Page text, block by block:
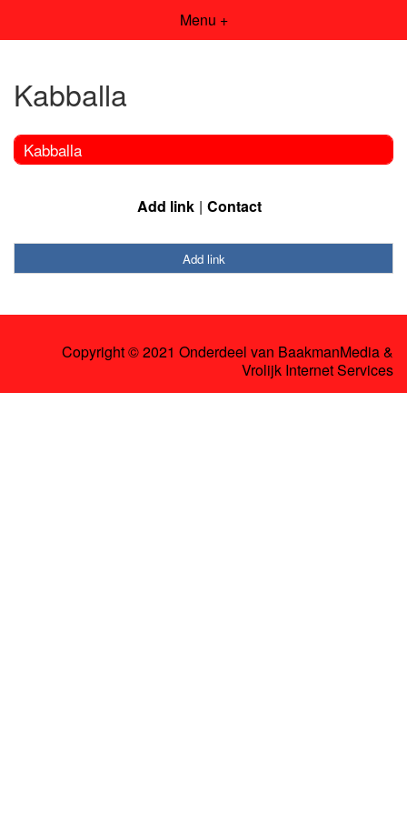
Menu +
Kabballa
Kabballa
Add link Contact
Add link
Copyright © 2021 Onderdeel van BaakmanMedia&
Vrolijk Internet Services